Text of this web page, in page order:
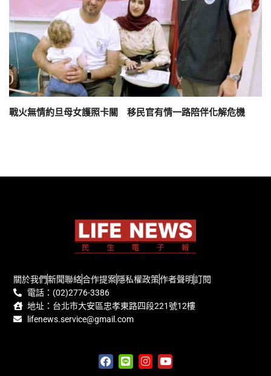
戰火無情約旦母女護照卡關 移民官有情一路陪伴化解危機
關於我們新聞聯絡合作提案隱私權政策作者聲明訂閱
電話：(02)2776-3386
地址：台北市大安區忠孝東路四段221號12樓
lifenews.service@gmail.com